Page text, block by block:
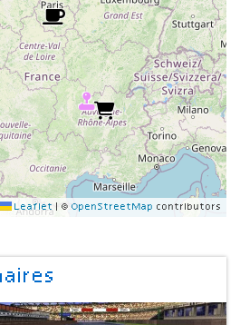
Leaflet © OpenStreetMap contributors